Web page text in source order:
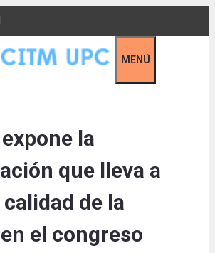
MENÚ
la
que lleva a
de la
el congreso